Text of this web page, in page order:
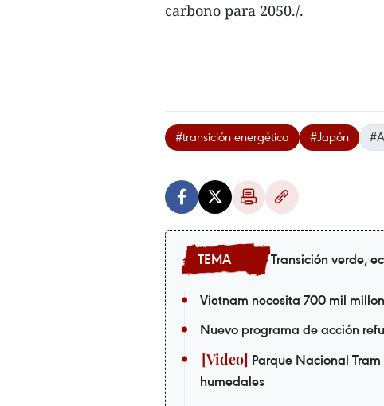
carbono para 2050./.
#transición energética #Japón
Transición verde,
Vietnam necesita 700 mil
Nuevo programa de acción
Parque Nacional
humedales